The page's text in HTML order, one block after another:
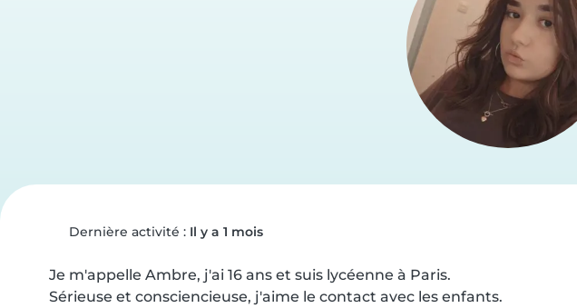
Dernière activité : Il y a 1 mois
Je m'appelle Ambre, j'ai 16 ans et suis lycéenne à Paris.
Sérieuse et consciencieuse, j'aime le contact avec les enfants.